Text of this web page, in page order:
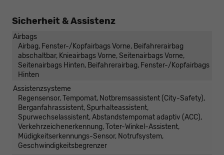
Sicherheit & Assistenz
Airbags
Airbag, Fenster-/Kopfairbags Vorne, Beifahrerairbag
abschaltbar, Knieairbags Vorne, Seitenairbags Vorne,
Seitenairbags Hinten, Beifahrerairbag, Fenster-/Kopfairbags
Hinten
Assistenzsysteme
Regensensor, Tempomat, Notbremsassistent (City-Safety),
Berganfahrassistent, Spurhalteassistent,
Spurwechselassistent, Abstandstempomat adaptiv (ACC),
Verkehrzeichenerkennung, Toter-Winkel-Assistent,
Müdigkeitserkennungs-Sensor, Notrufsystem,
Geschwindigkeitsbegrenzer